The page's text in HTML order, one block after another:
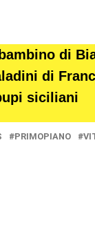
di
di
siciliani
PRIMOPIANO